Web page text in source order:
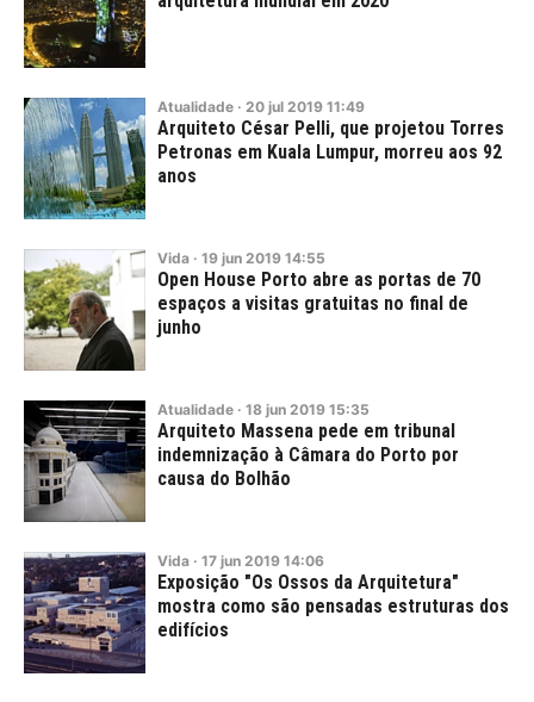
Atualidade · 20 jul 2019 11:49
Arquiteto César Pelli, que projetou Torres
Petronas em Kuala Lumpur, morreu aos 92
anos
Vida · 19 jun 2019 14:55
Open House Porto abre as portas de 70
espaços a visitas gratuitas no final de
junho
Atualidade · 18 jun 2019 15:35
Arquiteto Massena pede em tribunal
indemnização à Câmara do Porto por
causa do Bolhão
Vida · 17 jun 2019 14:06
Exposição "Os Ossos da Arquitetura"
mostra como são pensadas estruturas dos
edifícios